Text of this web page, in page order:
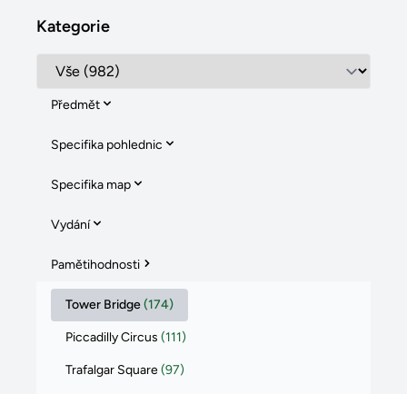
Kategorie
Předmět
Specifika pohlednic
Specifika map
Vydání
Pamětihodnosti
Tower Bridge(174)
Piccadilly Circus (111)
Trafalgar Square(97)